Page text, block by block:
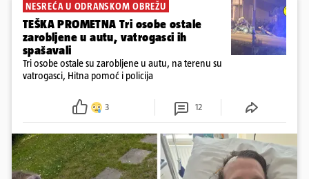
NESREĆA U ODRANSKOM OBREŽU
TEŠKA PROMETNA Tri osobe ostale
zarobljene u autu, vatrogasci ih
spašavali
Tri osobe ostale su zarobljene u autu, na terenu su
vatrogasci, Hitna pomoć i policija
3 12